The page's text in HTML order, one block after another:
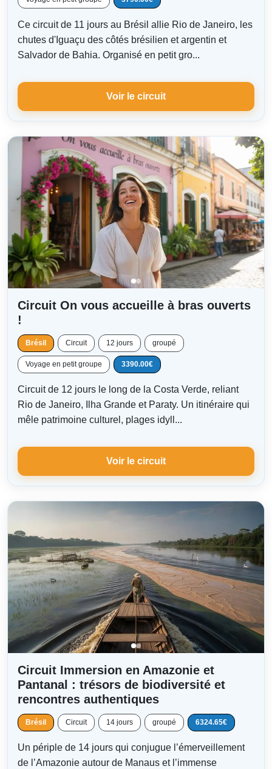
Ce circuit de 11 jours au Brésil allie Rio de Janeiro, les
chutes d'Iguaçu des côtés brésilien et argentin et
Salvador de Bahia. Organisé en petit gro...
Voir le circuit
Circuit On vous accueille à bras ouverts
!
Brésil Circuit 12 jours groupé
Voyage en petit groupe 3390.00€
Circuit de 12 jours le long de la Costa Verde, reliant
Rio de Janeiro, Ilha Grande et Paraty. Un itinéraire qui
mêle patrimoine culturel, plages idyll...
Voir le circuit
Circuit Immersion en Amazonie et
Pantanal : trésors de biodiversité et
rencontres authentiques
Brésil Circuit 14 jours groupé 6324.65€
Un périple de 14 jours qui conjugue l’émerveillement
de l’Amazonie autour de Manaus et l’immense